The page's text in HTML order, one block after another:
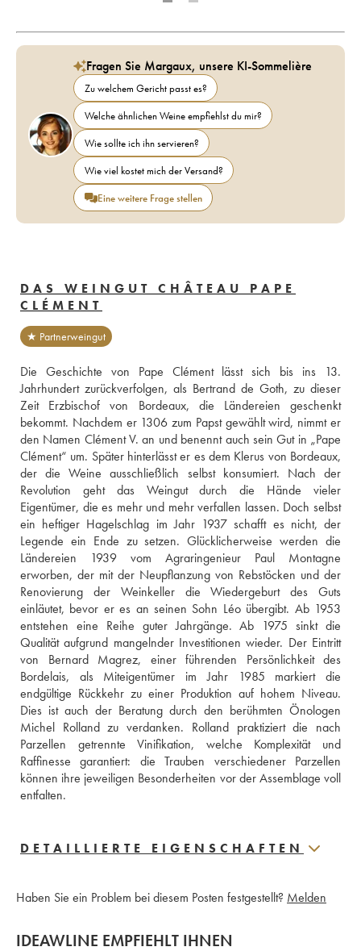
Fragen Sie Margaux, unsere KI-Sommelière
Zu welchem Gericht passt es?
Welche ähnlichen Weine empfiehlst du mir?
Wie sollte ich ihn servieren?
Wie viel kostet mich der Versand?
Eine weitere Frage stellen
DAS WEINGUT CHÂTEAU PAPE
CLÉMENT
★ Partnerweingut
Die Geschichte von Pape Clément lässt sich bis ins 13.
Jahrhundert zurückverfolgen, als Bertrand de Goth, zu dieser
Zeit Erzbischof von Bordeaux, die Ländereien geschenkt
bekommt. Nachdem er 1306 zum Papst gewählt wird, nimmt er
den Namen Clément V. an und benennt auch sein Gut in „Pape
Clément“ um. Später hinterlässt er es dem Klerus von Bordeaux,
der die Weine ausschließlich selbst konsumiert. Nach der
Revolution geht das Weingut durch die Hände vieler
Eigentümer, die es mehr und mehr verfallen lassen. Doch selbst
ein heftiger Hagelschlag im Jahr 1937 schafft es nicht, der
Legende ein Ende zu setzen. Glücklicherweise werden die
Ländereien 1939 vom Agraringenieur Paul Montagne
erworben, der mit der Neupflanzung von Rebstöcken und der
Renovierung der Weinkeller die Wiedergeburt des Guts
einläutet, bevor er es an seinen Sohn Léo übergibt. Ab 1953
entstehen eine Reihe guter Jahrgänge. Ab 1975 sinkt die
Qualität aufgrund mangelnder Investitionen wieder. Der Eintritt
von Bernard Magrez, einer führenden Persönlichkeit des
Bordelais, als Miteigentümer im Jahr 1985 markiert die
endgültige Rückkehr zu einer Produktion auf hohem Niveau.
Dies ist auch der Beratung durch den berühmten Önologen
Michel Rolland zu verdanken. Rolland praktiziert die nach
Parzellen getrennte Vinifikation, welche Komplexität und
Raffinesse garantiert: die Trauben verschiedener Parzellen
können ihre jeweiligen Besonderheiten vor der Assemblage voll
entfalten.
DETAILLIERTE EIGENSCHAFTEN
Haben Sie ein Problem bei diesem Posten festgestellt? Melden
IDEAWLINE EMPFIEHLT IHNEN